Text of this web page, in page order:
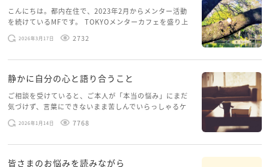
こんにちは。都内在住で、2023年2月からメンター活動
を続けているMFです。 TOKYOメンターカフェを盛り上
げたいという想いから、勇気を出して初めてブログを投
稿してみようと思います。少し自分のことを書いてみま
2026年3月17日 2732
静かに自分の心と語り合うこと
ご相談を受けていると、ご本人が「本当の悩み」にまだ
気づけず、言葉にできないまま苦しんでいらっしゃるケ
ースがありますお悩みというのは、心の深いところ（深
層心理）に触れることで、まったく違う角度から解決の
2026年1月14日 7768
皆さまのお悩みを読みながら